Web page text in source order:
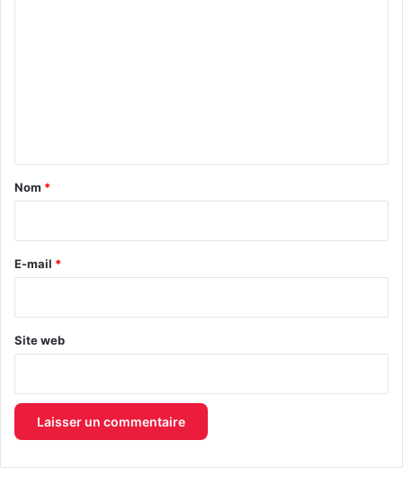
a
e
Nom *
E-mail *
Site web